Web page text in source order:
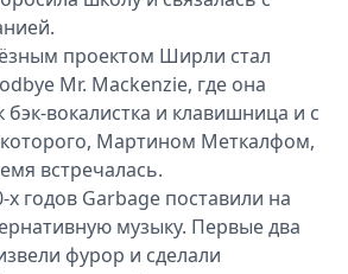
проектом Ширли стал
Mr. Mackenzie, где она
бэк-вокалистка и клавишница и с
Мартином Меткалфом,
встречалась.
х годов Garbage поставили на
музыку. Первые два
фурор и сделали